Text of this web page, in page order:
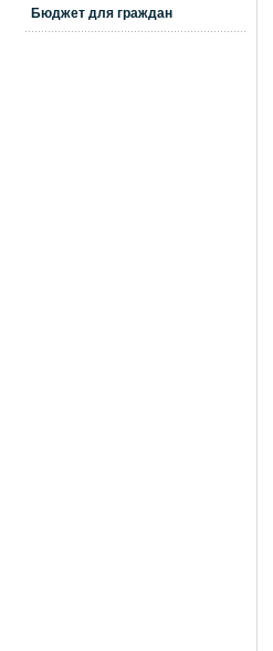
Бюджет для граждан